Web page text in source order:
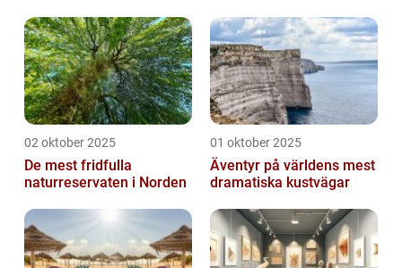
02 oktober 2025
De mest fridfulla
naturreservaten i Norden
01 oktober 2025
Äventyr på världens mest
dramatiska kustvägar